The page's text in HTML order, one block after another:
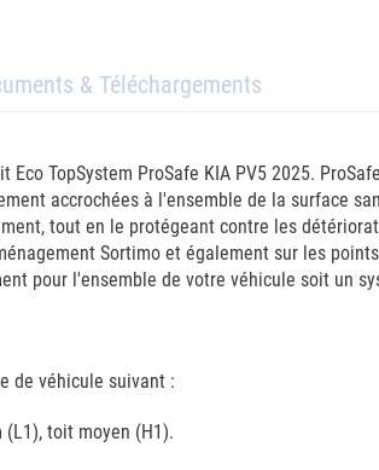
& Téléchargements
TopSystem ProSafe KIA PV5 2025.
accrochées à l'ensemble de la surface
tout en le protégeant contre les
Sortimo et également sur les
pour l'ensemble de votre véhicule soit un
de véhicule suivant :
(L1), toit moyen (H1).